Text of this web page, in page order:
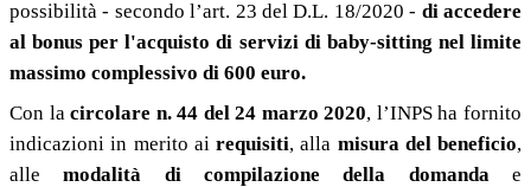
possibilità - secondo l’art. 23 del D.L. 18/2020 - di accedere
al bonus per l'acquisto di servizi di baby-sitting nel limite
massimo complessivo di 600 euro.
Con lacircolare n. 44 del 24 marzo 2020, l’INPS ha fornito
indicazioni in merito ai requisiti, alla misura del beneficio,
allemodalità di compilazione della domanda e